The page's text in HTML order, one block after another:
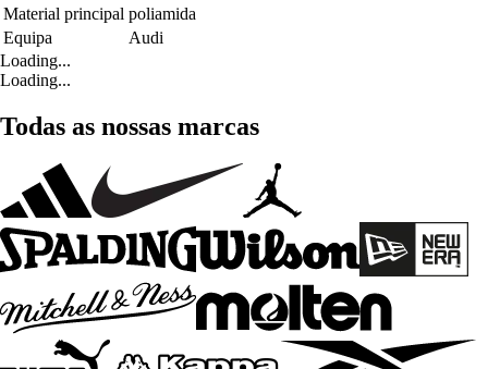
Material principal poliamida
Equipa
Audi
Loading...
Loading...
Todas as nossas marcas